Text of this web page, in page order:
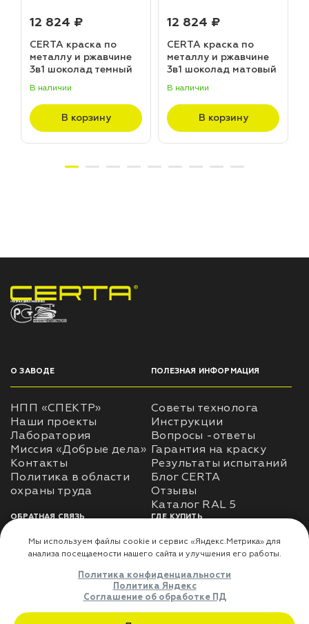
12 824 ₽
CERTA краска по
металлу и ржавчине
3в1 шоколад темный
(20,0кг)
В наличии
В корзину
12 824 ₽
CERTA краска по
металлу и ржавчине
3в1 шоколад матовый
В наличии
В корзину
НПП «СПЕКТР» ЗАВОД ЛАКОКРАСОЧНЫХ МАТЕРИАЛОВ
О ЗАВОДЕ
НПП «СПЕКТР»
Наши проекты
Лаборатория
Миссия «Добрые дела»
Контакты
Политика в области
ПОЛЕЗНАЯ ИНФОРМАЦИЯ
Советы технолога
Инструкции
Вопросы -ответы
Гарантия на краску
Результаты испытаний
Блог CERTA
Отзывы
Каталог RAL 5
ОБРАТНАЯ СВЯЗЬ
Использование
использования личных
Оферта
ГДЕ КУПИТЬ
Доставка
Где купить